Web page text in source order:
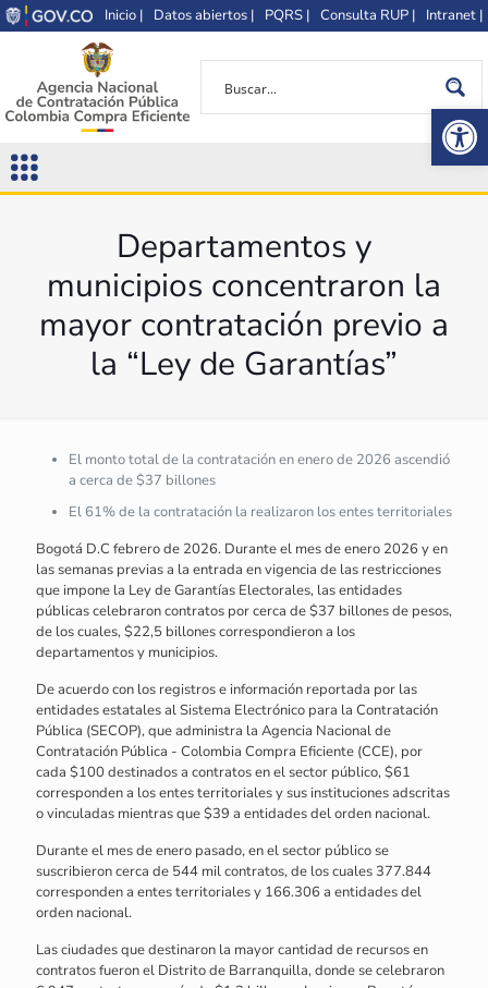
Inicio | Datos abiertos | PQRS | Consulta RUP | Intranet |
Departamentos y
municipios concentraron la
mayor contratación previo a
la “Ley de Garantías”
El monto total de la contratación en enero de 2026 ascendió
a cerca de $37 billones
El 61% de la contratación la realizaron los entes territoriales
Bogotá D.C febrero de 2026. Durante el mes de enero 2026 y en
las semanas previas a la entrada en vigencia de las restricciones
que impone la Ley de Garantías Electorales, las entidades
públicas celebraron contratos por cerca de $37 billones de pesos,
de los cuales, $22,5 billones correspondieron a los
departamentos y municipios.
De acuerdo con los registros e información reportada por las
entidades estatales al Sistema Electrónico para la Contratación
Pública (SECOP), que administra la Agencia Nacional de
Contratación Pública - Colombia Compra Eficiente (CCE), por
cada $100 destinados a contratos en el sector público, $61
corresponden a los entes territoriales y sus instituciones adscritas
o vinculadas mientras que $39 a entidades del orden nacional.
Durante el mes de enero pasado, en el sector público se
suscribieron cerca de 544 mil contratos, de los cuales 377.844
corresponden a entes territoriales y 166.306 a entidades del
orden nacional.
Las ciudades que destinaron la mayor cantidad de recursos en
contratos fueron el Distrito de Barranquilla, donde se celebraron